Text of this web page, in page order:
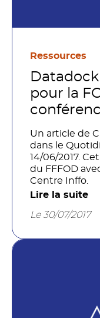
Ressources
pour la
Un article de
dans le
14/06/2017.
du FFFOD
Centre Inffo.
Lire la suite
Le 30/07/2017